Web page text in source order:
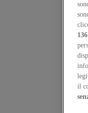
136
il